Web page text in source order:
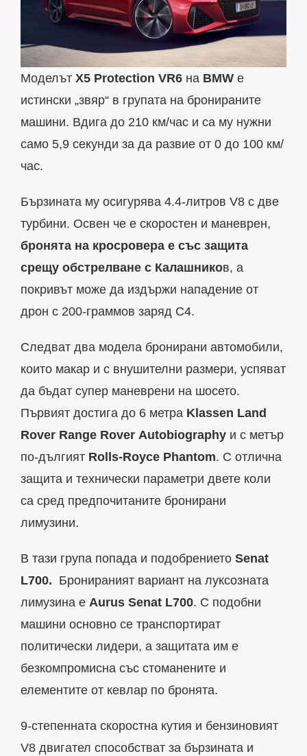
Моделът X5 Protection VR6 на BMW е
истински „звяр“ в групата на бронираните
машини. Вдига до 210 км/час и са му нужни
само 5,9 секунди за да развие от 0 до 100 км/
час.
Бързината му осигурява 4.4-литров V8 с две
турбини. Освен че е скоростен и маневрен,
бронята на кросровера е със защита
срещу обстрелване с Калашников, а
покривът може да издържи нападение от
дрон с 200-граммов заряд С4.
Следват два модела бронирани автомобили,
които макар и с внушителни размери, успяват
да бъдат супер маневрени на шосето.
Първият достига до 6 метра Klassen Land
Rover Range Rover Autobiography и с метър
по-дългият Rolls-Royce Phantom. С отлична
защита и технически параметри двете коли
са сред предпочитаните бронирани
лимузини.
В тази група попада и подобрението Senat
L700. Бронираният вариант на луксозната
лимузина е Aurus Senat L700. С подобни
машини основно се транспортират
политически лидери, а защитата им е
безкомпромисна със стоманените и
елементите от кевлар по бронята.
9-степенната скоростна кутия и бензиновият
V8 двигател способстват за бързината и